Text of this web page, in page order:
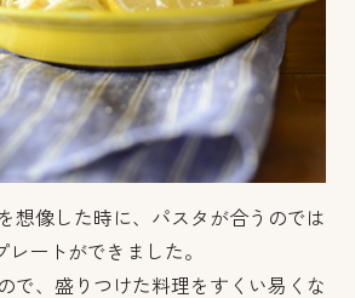
想像した時に、パスタが合うのでは
ートができました。
で、盛りつけた料理をすくい易くな